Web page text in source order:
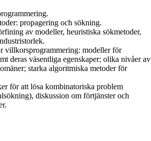
propagering och sökning.
av modeller, heuristiska sökmetoder,
villkorsprogrammering: modeller för
deras väsentliga egenskaper; olika nivåer av
starka algoritmiska metoder för
för att lösa kombinatoriska problem
diskussion om förtjänster och